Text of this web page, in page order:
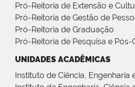
Pró-Reitoria de Extensão e
Pró-Reitoria de Gestão de
Pró-Reitoria de Graduação
Pró-Reitoria de Pesquisa e Pós-
UNIDADES ACADÊMICAS
Instituto de Ciência, Engenharia